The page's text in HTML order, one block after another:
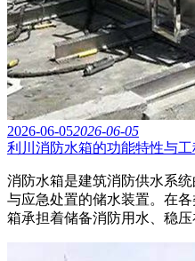
2026-06-052026-06-05
利川消防水箱的功能特性与工
消防水箱是建筑消防供水系
与应急处置的储水装置。在
箱承担着储备消防用水、稳